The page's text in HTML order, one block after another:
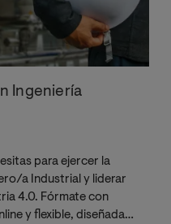
Ingeniería
para ejercer la
a Industrial y liderar
4.0. Fórmate con
y flexible, diseñada